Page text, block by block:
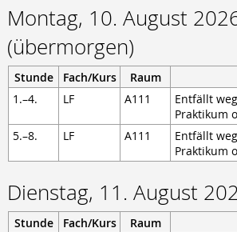
Schwerbehindertenvertretung
Mittlerer Abschluss
Berufsfachschule
Berufsvorbereitend
Bildungsgänge zur
Berufsbegleitend
Fachschule für Technik
Augenoptiker/-in
Eisenbahner/-in im
Fahrradmonteur/-in
Montag, 10. August
(übermorgen)
Stunde Fach/Kurs Raum
1.–4.
LF A111
Entfällt
Praktikum
5.–8.
LF A111
Entfällt
Praktikum
Dienstag, 11. August
Stunde Fach/Kurs Raum